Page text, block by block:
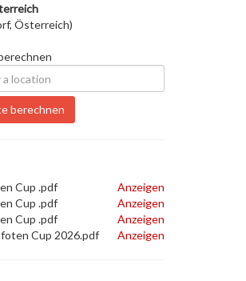
Österreich)
berechnen
Cup .pdf
Anzeigen
Cup .pdf
Anzeigen
Cup .pdf
Anzeigen
Cup 2026.pdf
Anzeigen